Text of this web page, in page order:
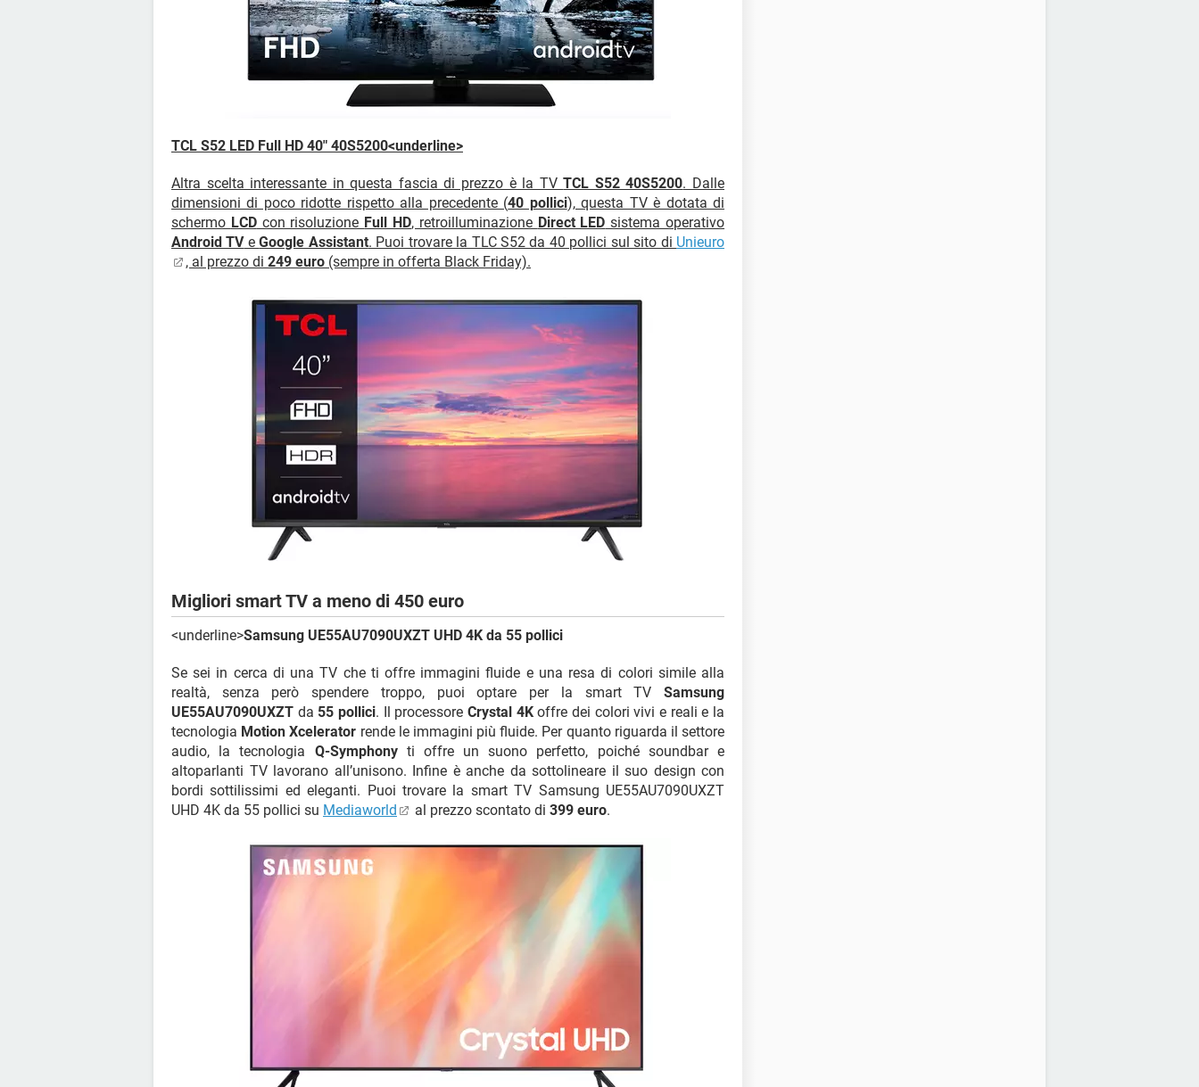
TCL S52 LED Full HD 40" 40S5200<underline>
Altra scelta interessante in questa fascia di prezzo è la TVTCL S52 40S5200. Dalle
dimensioni di poco ridotte rispetto alla precedente (40 pollici), questa TV è dotata di
schermo LCDcon risoluzione Full HD, retroilluminazione Direct LED sistema operativo
Android TVeGoogle Assistant. Puoi trovare la TLC S52 da 40 pollici sul sito di Unieuro
, al prezzo di 249 euro (sempre in offerta Black Friday).
Migliori smart TV a meno di 450 euro
<underline>Samsung UE55AU7090UXZT UHD 4K da 55 pollici
Se sei in cerca di una TV che ti offre immagini fluide e una resa di colori simile alla
realtà, senza però spendere troppo, puoi optare per la smart TV Samsung
UE55AU7090UXZT da 55 pollici. Il processoreCrystal 4Koffre dei colori vivi e reali e la
tecnologia Motion Xcelerator rende le immagini più fluide. Per quanto riguarda il settore
audio, la tecnologia Q-Symphonyti offre un suono perfetto, poiché soundbar e
altoparlanti TV lavorano all’unisono. Infine è anche da sottolineare il suo design con
bordi sottilissimi ed eleganti. Puoi trovare la smart TV Samsung UE55AU7090UXZT
UHD 4K da 55 pollici su Mediaworld al prezzo scontato di 399 euro.